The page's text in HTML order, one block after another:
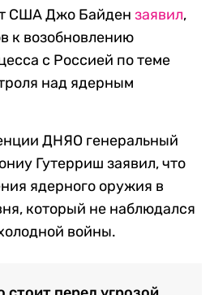
США Джо Байден заявил,
к возобновлению
с Россией по теме
над ядерным
ДНЯО генеральный
Гутерриш заявил, что
ядерного оружия в
который не наблюдался
войны.